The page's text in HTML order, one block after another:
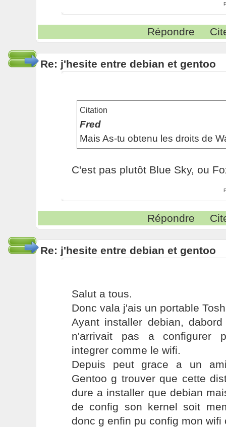
Répondre
Re: j'hesite entre debian et gentoo
Citation
Fred
Mais As-tu obtenu les droits de
C'est pas plutôt Blue Sky, ou
Répondre
Re: j'hesite entre debian et gentoo
Salut a tous.
Donc vala j'ais un portable
Ayant installer debian,
n'arrivait pas a configurer
integrer comme le wifi.
Depuis peut grace a un
Gentoo g trouver que cette
dure a installer que debian
de config son kernel soit
donc g enfin pu config mon